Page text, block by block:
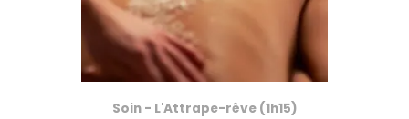
Soin - L'Attrape-rêve (1h15)